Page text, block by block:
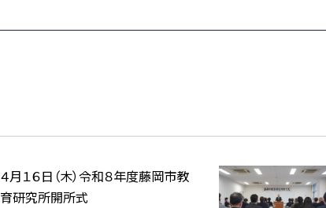
４月１６日（木）令和８年度藤岡市教
育研究所開所式